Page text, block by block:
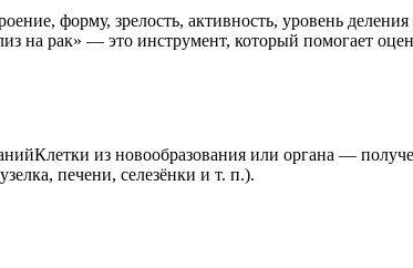
форму, зрелость, активность, уровень
на рак» — это инструмент, который помогает
Клетки из новообразования или органа —
печени, селезёнки и т. п.).